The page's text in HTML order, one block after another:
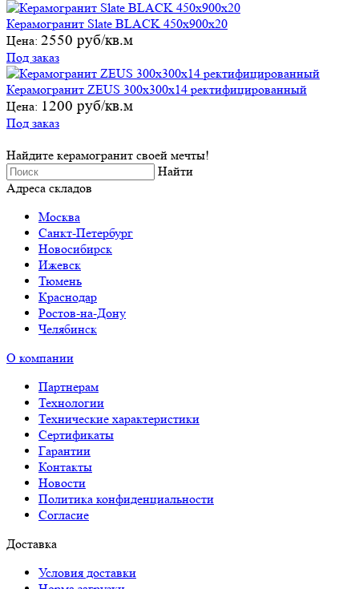
Керамогранит Slate BLACK 450х900х20
Цена: 2550 руб/кв.м
Под заказ
Керамогранит ZEUS 300х300х14 ректифицированный
Цена: 1200 руб/кв.м
Под заказ
Найдите керамогранит своей мечты!
Найти
Адреса складов
Москва
Санкт-Петербург
Новосибирск
Ижевск
Тюмень
Краснодар
Ростов-на-Дону
Челябинск
О компании
Партнерам
Технологии
Технические характеристики
Сертификаты
Гарантии
Контакты
Новости
Политика конфиденциальности
Согласие
Доставка
Условия доставки